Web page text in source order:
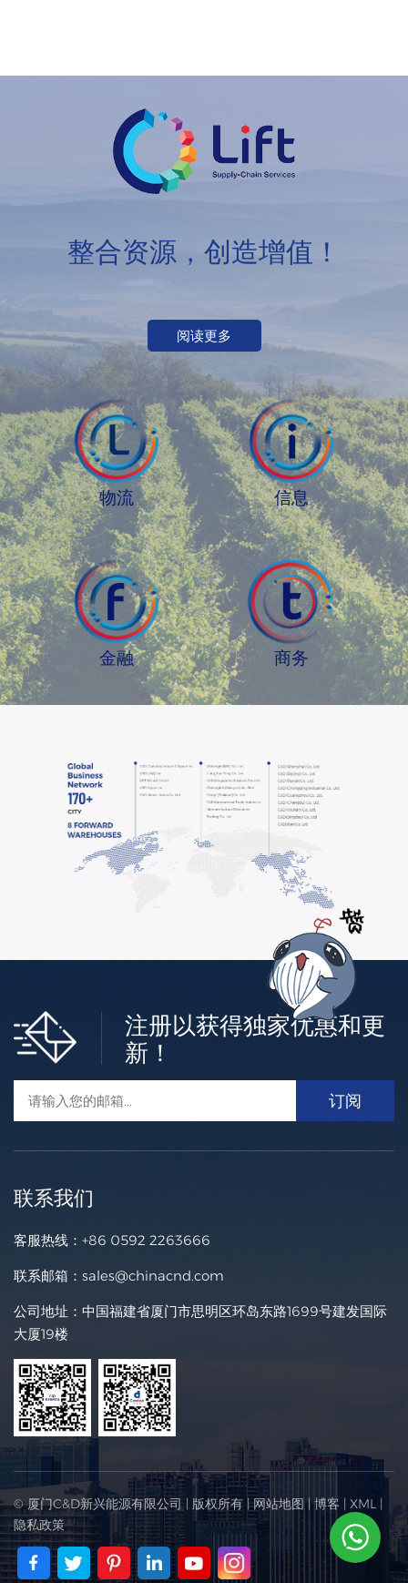
整合资源，创造增值！
阅读更多
物流 信息
金融 商务
注册以获得独家优惠和更
新！
联系我们
客服热线： +86 0592 2263666
联系邮箱： sales@chinacnd.com
公司地址：中国福建省厦门市思明区环岛东路1699号建发国际
大厦19楼
© 厦门C&D新兴能源有限公司 | 版权所有 |网站地图 | 博客 | XML |
隐私政策